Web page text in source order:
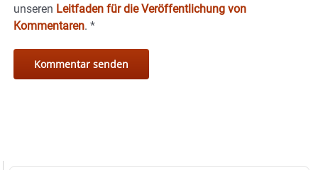
unseren Leitfaden für die Veröffentlichung von
Kommentaren. *